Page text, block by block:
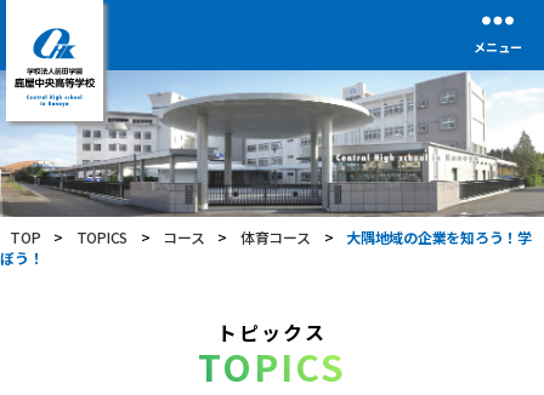
学
校
法
人
前
田
学
メニュー
TOP > TOPICS > コース > 体育コース >
大隅地域の企業を知ろう！学
ぼう！
トピックス
TOPICS